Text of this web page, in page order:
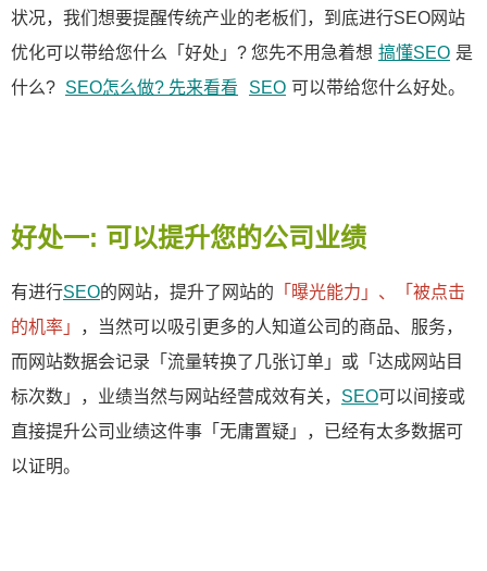
状况，我们想要提醒传统产业的老板们，到底进行SEO网站
优化可以带给您什么「好处」? 您先不用急着想 搞懂SEO 是
什么? SEO怎么做? 先来看看 SEO 可以带给您什么好处。
好处一: 可以提升您的公司业绩
有进行SEO的网站，提升了网站的 「曝光能力」、「被点击
的机率」
，当然可以吸引更多的人知道公司的商品、服务，
而网站数据会记录「流量转换了几张订单」或「达成网站目
标次数」，业绩当然与网站经营成效有关， SEO可以间接或
直接提升公司业绩这件事「无庸置疑」，已经有太多数据可
以证明。